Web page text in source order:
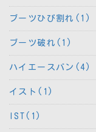
ブーツひび割れ(1)
ブーツ破れ(1)
ハイエースバン(4)
イスト(1)
IST(1)